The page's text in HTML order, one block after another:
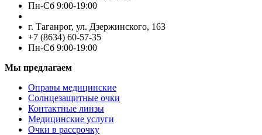
Пн-Cб 9:00-19:00
г. Таганрог, ул. Дзержинского, 163
+7 (8634) 60-57-35
Пн-Сб 9:00-19:00
Мы предлагаем
Оправы медицинские
Солнцезащитные очки
Контактные линзы
Медицинские услуги
Очки в рассрочку